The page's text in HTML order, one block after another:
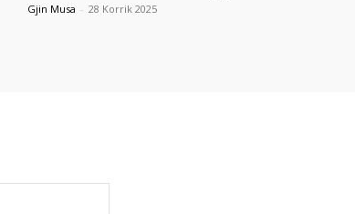
Gjin Musa - 28 Korrik 2025